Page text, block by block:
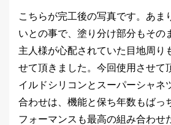
こちらが完工後の写真です。あま
いとの事で、塗り分け部分もその
主人様が心配されていた目地周り
せて頂きました。今回使用させて
イルドシリコンとスーパーシャネ
合わせは、機能と保ち年数もばっ
フォーマンスも最高の組み合わせ